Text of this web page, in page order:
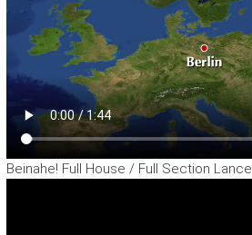
Beinahe! Full House / Full Section Lance